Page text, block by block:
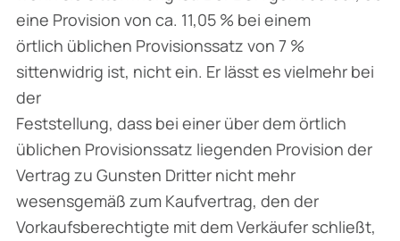
eine Provision von ca. 11,05 % bei einem
örtlich üblichen Provisionssatz von 7 %
sittenwidrig ist, nicht ein. Er lässt es vielmehr bei
der
Feststellung, dass bei einer über dem örtlich
üblichen Provisionssatz liegenden Provision der
Vertrag zu Gunsten Dritter nicht mehr
wesensgemäß zum Kaufvertrag, den der
Vorkaufsberechtigte mit dem Verkäufer schließt,